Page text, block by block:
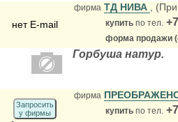
нет E-mail
фирма ТД НИВА ,
купить по тел.
форма продажи
Горбуша натур.
Запросить
у фирмы
фирма
купить по тел.